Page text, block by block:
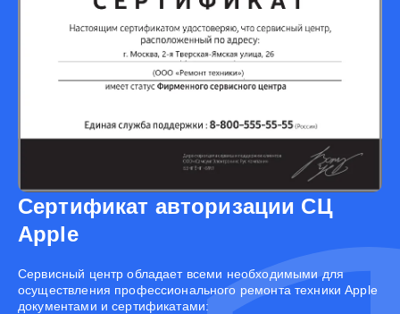
Сертификат авторизации СЦ
Apple
Cервисный центр обладает всеми необходимыми для
осуществления профессионального ремонта техники Apple
документами и сертификатами: